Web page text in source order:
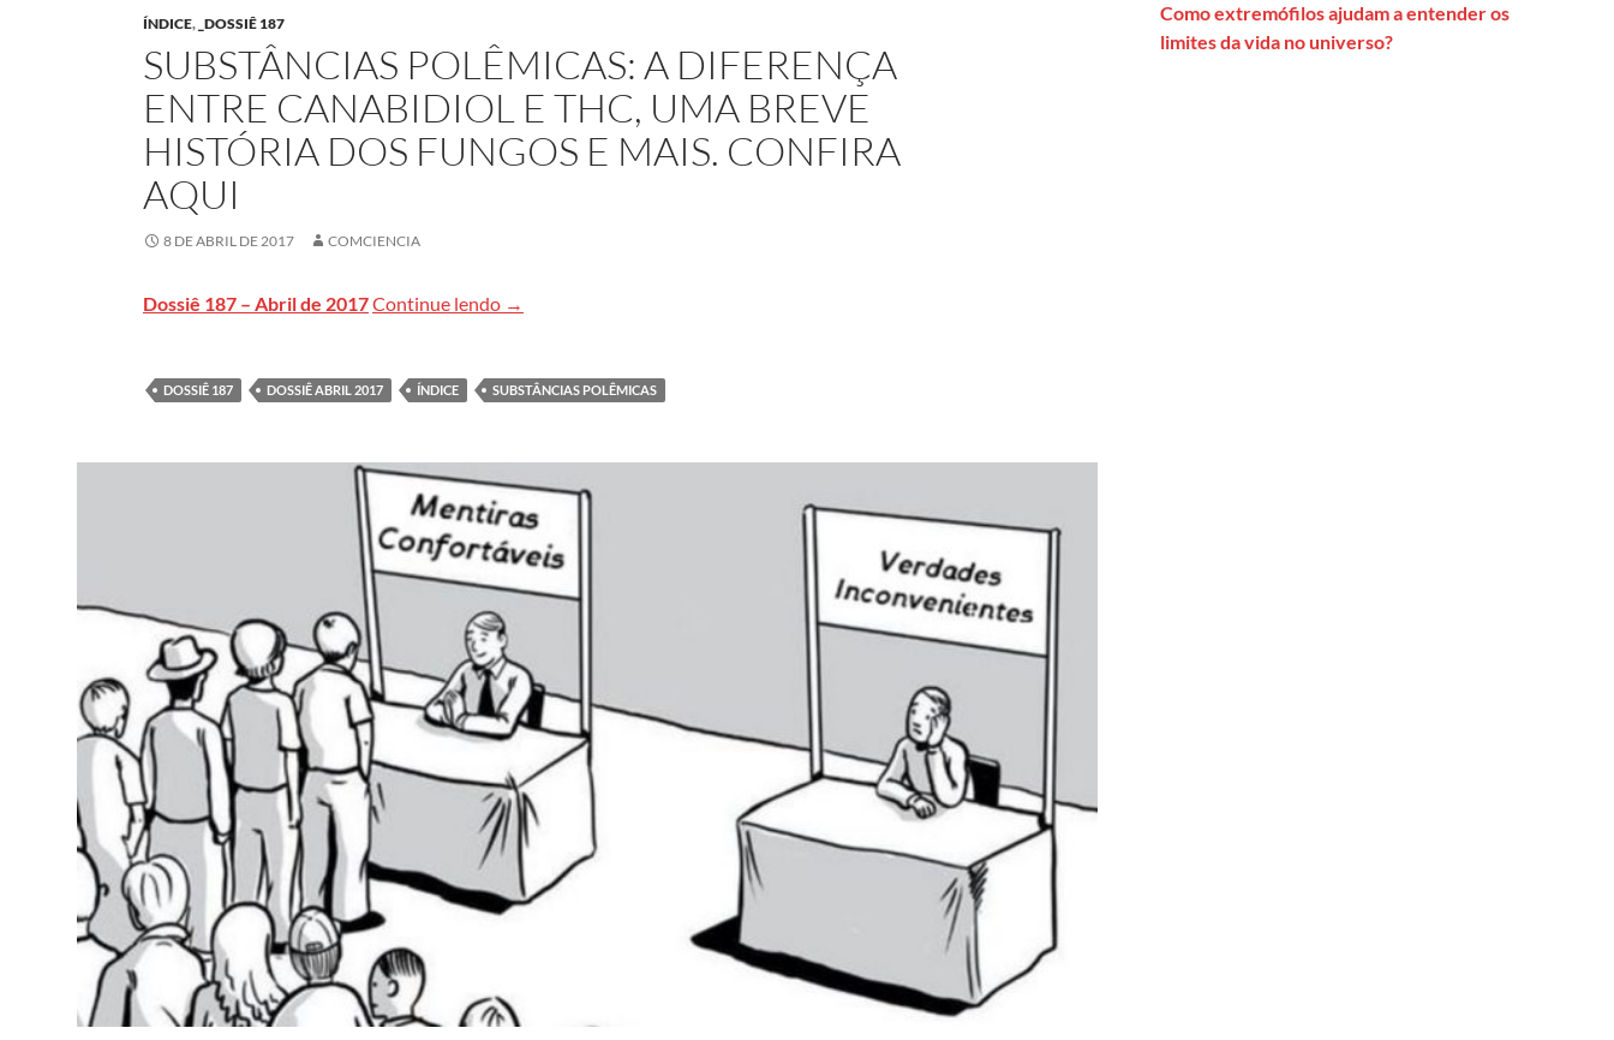
ÍNDICE, _DOSSIÊ 187
SUBSTÂNCIAS POLÊMICAS: A DIFERENÇA
ENTRE CANABIDIOL E THC, UMA BREVE
HISTÓRIA DOS FUNGOS E MAIS. CONFIRA
AQUI
8 DE ABRIL DE 2017 COMCIENCIA
Dossiê 187 – Abril de 2017Continue lendo SUBSTÂNCIAS POLÊMICAS: A DIFERENÇA ENTRE CANABIDIOL E THC, UMA BREVE HISTÓRIA DOS FUNGOS E MAIS. CONFIRA
→
DOSSIÊ 187 DOSSIÊ ABRIL 2017 ÍNDICE SUBSTÂNCIAS POLÊMICAS
Como extremófilos ajudam a entender os
limites da vida no universo?